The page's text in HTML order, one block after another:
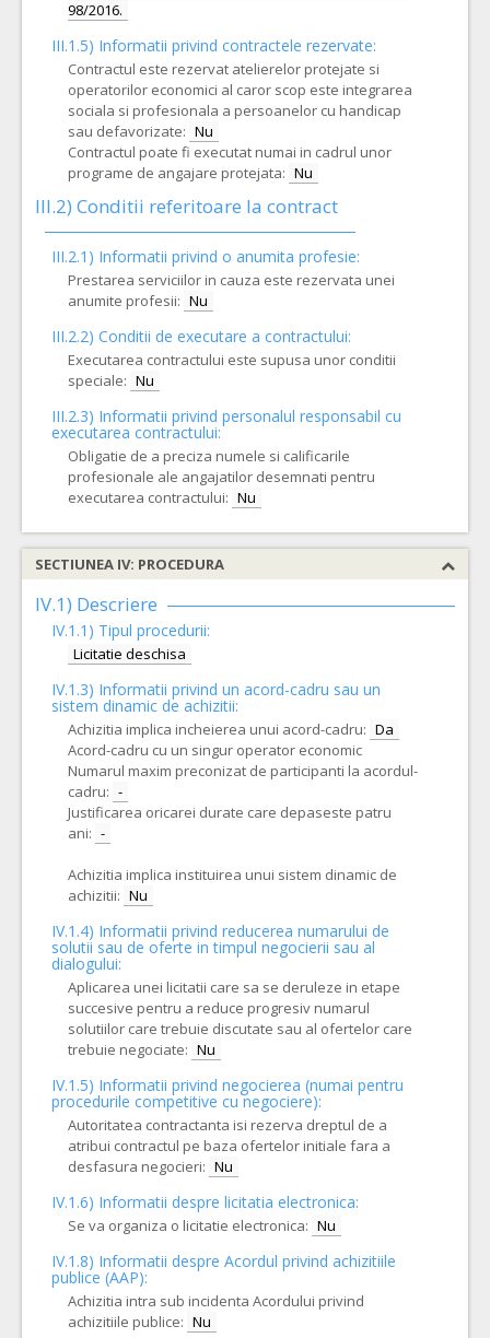
III.1.5) Informatii privind contractele rezervate:
Contractul este rezervat atelierelor protejate si
operatorilor economici al caror scop este integrarea
sociala si profesionala a persoanelor cu handicap
sau defavorizate: Nu
Contractul poate fi executat numai in cadrul unor
programe de angajare protejata: Nu
III.2) Conditii referitoare la contract
III.2.1) Informatii privind o anumita profesie:
Prestarea serviciilor in cauza este rezervata unei
anumite profesii: Nu
III.2.2) Conditii de executare a contractului:
Executarea contractului este supusa unor conditii
speciale: Nu
III.2.3) Informatii privind personalul responsabil cu
executarea contractului:
Obligatie de a preciza numele si calificarile
profesionale ale angajatilor desemnati pentru
executarea contractului: Nu
SECTIUNEA IV: PROCEDURA
IV.1) Descriere
IV.1.1) Tipul procedurii:
Licitatie deschisa
IV.1.3) Informatii privind un acord-cadru sau un
sistem dinamic de achizitii:
Achizitia implica incheierea unui acord-cadru: Da
Acord-cadru cu un singur operator economic
Numarul maxim preconizat de participanti la acordul-
cadru: -
Justificarea oricarei durate care depaseste patru
ani: -
Achizitia implica instituirea unui sistem dinamic de
achizitii: Nu
IV.1.4) Informatii privind reducerea numarului de
solutii sau de oferte in timpul negocierii sau al
dialogului:
Aplicarea unei licitatii care sa se deruleze in etape
succesive pentru a reduce progresiv numarul
solutiilor care trebuie discutate sau al ofertelor care
trebuie negociate: Nu
IV.1.5) Informatii privind negocierea (numai pentru
procedurile competitive cu negociere):
Autoritatea contractanta isi rezerva dreptul de a
atribui contractul pe baza ofertelor initiale fara a
desfasura negocieri: Nu
IV.1.6) Informatii despre licitatia electronica:
Se va organiza o licitatie electronica: Nu
IV.1.8) Informatii despre Acordul privind achizitiile
publice (AAP):
Achizitia intra sub incidenta Acordului privind
achizitiile publice: Nu